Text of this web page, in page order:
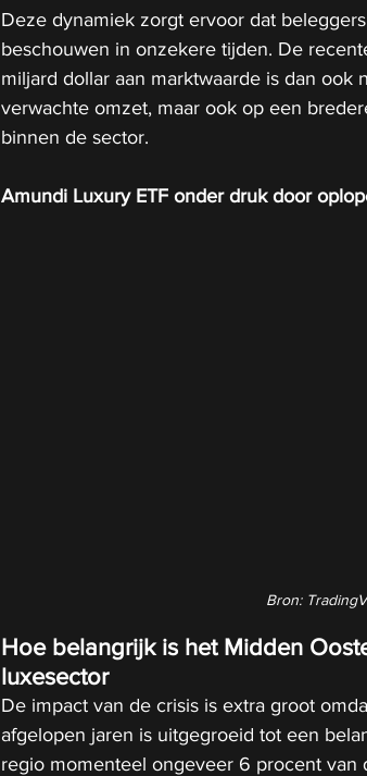
Deze dynamiek zorgt ervoor dat
beschouwen in onzekere tijden. De
miljard dollar aan marktwaarde is dan ook
verwachte omzet, maar ook op een
binnen de sector.
Amundi Luxury ETF onder druk door
Bron:
Hoe belangrijk is het Midden
luxesector
De impact van de crisis is extra groot
afgelopen jaren is uitgegroeid tot een
regio momenteel ongeveer 6 procent